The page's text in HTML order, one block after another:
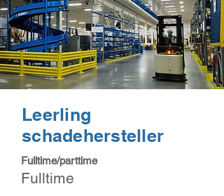
Leerling
schadehersteller
Fulltime/parttime
Fulltime